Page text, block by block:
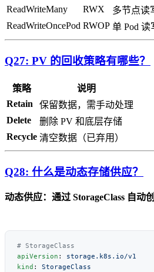
ReadWriteMany
RWX
多节点读
ReadWriteOncePod RWOP 单 Pod 读
Q27: PV 的回收策略有哪些？
策略
说明
Retain
保留数据，需手动处理
Delete
删除 PV 和底层存储
Recycle 清空数据（已弃用）
Q28: 什么是动态存储供应？
动态供应：通过 StorageClass 自动
apiVersion :
kind :